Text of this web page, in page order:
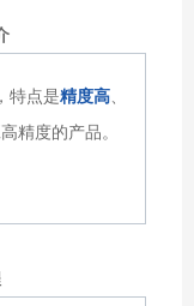
特点是精度高
精度的产品。